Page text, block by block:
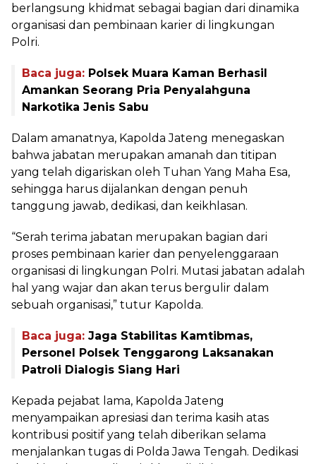
berlangsung khidmat sebagai bagian dari dinamika
organisasi dan pembinaan karier di lingkungan
Polri.
Baca juga: Polsek Muara Kaman Berhasil
Amankan Seorang Pria Penyalahguna
Narkotika Jenis Sabu
Dalam amanatnya, Kapolda Jateng menegaskan
bahwa jabatan merupakan amanah dan titipan
yang telah digariskan oleh Tuhan Yang Maha Esa,
sehingga harus dijalankan dengan penuh
tanggung jawab, dedikasi, dan keikhlasan.
“Serah terima jabatan merupakan bagian dari
proses pembinaan karier dan penyelenggaraan
organisasi di lingkungan Polri. Mutasi jabatan adalah
hal yang wajar dan akan terus bergulir dalam
sebuah organisasi,” tutur Kapolda.
Baca juga: Jaga Stabilitas Kamtibmas,
Personel Polsek Tenggarong Laksanakan
Patroli Dialogis Siang Hari
Kepada pejabat lama, Kapolda Jateng
menyampaikan apresiasi dan terima kasih atas
kontribusi positif yang telah diberikan selama
menjalankan tugas di Polda Jawa Tengah. Dedikasi